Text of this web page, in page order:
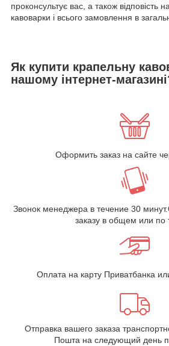
проконсультує вас, а також відповість
кавоварки і всього замовлення в
Як купити крапельну
нашому інтернет-
Оформить заказ на сайте
Звонок менеджера в течение 30
заказу в общем или по
Оплата на карту Приватбанка
Отправка вашего заказа
Пошта на следующий день